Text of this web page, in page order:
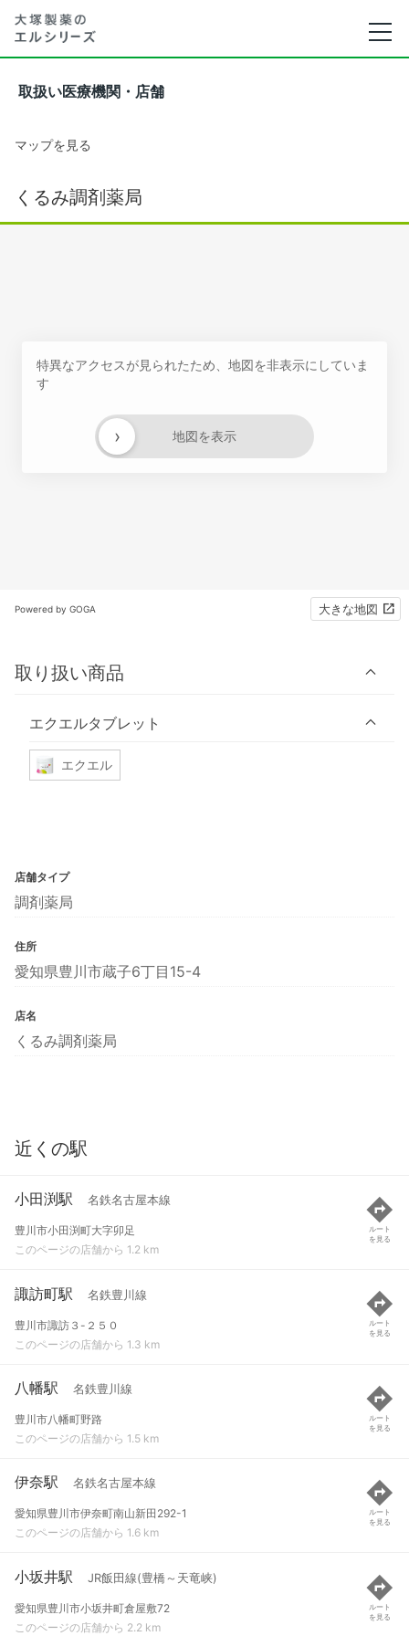
取扱い医療機関・店舗
マップを見る
くるみ調剤薬局
特異なアクセスが見られたため、地図を非表示にしていま
す
地図を表示
›
Powered by GOGA 大きな地図
取り扱い商品
エクエルタブレット
エクエル
店舗タイプ
調剤薬局
住所
愛知県豊川市蔵子6丁目15-4
店名
くるみ調剤薬局
近くの駅
小田渕駅 名鉄名古屋本線
豊川市小田渕町大字卯足
このページの店舗から 1.2 km
ルート
を見る
諏訪町駅 名鉄豊川線
豊川市諏訪３-２５０
このページの店舗から 1.3 km
ルート
を見る
八幡駅 名鉄豊川線
豊川市八幡町野路
このページの店舗から 1.5 km
ルート
を見る
伊奈駅 名鉄名古屋本線
愛知県豊川市伊奈町南山新田292-1
このページの店舗から 1.6 km
ルート
を見る
小坂井駅 JR飯田線(豊橋～天竜峡)
愛知県豊川市小坂井町倉屋敷72
このページの店舗から 2.2 km
ルート
を見る